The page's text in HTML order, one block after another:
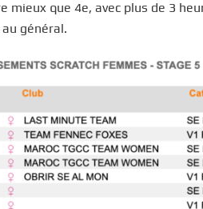
mieux que 4e, avec plus de 3
général.